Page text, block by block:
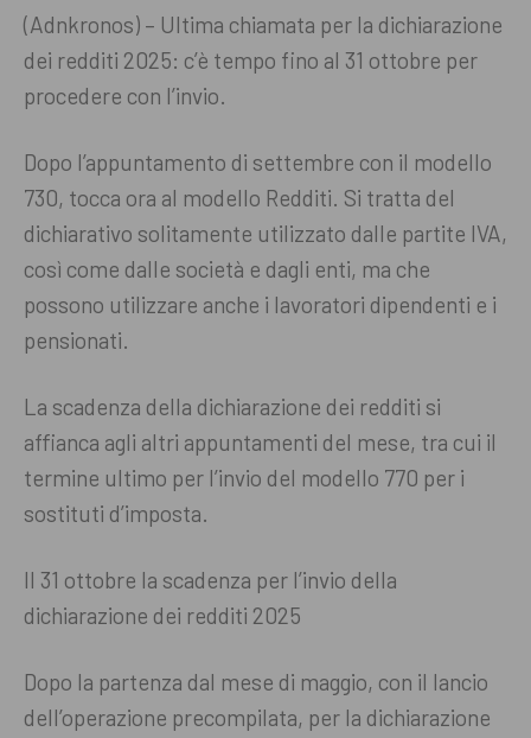
(Adnkronos) – Ultima chiamata per la dichiarazione
dei redditi 2025: c’è tempo fino al 31 ottobre per
procedere con l’invio.
Dopo l’appuntamento di settembre con il modello
730, tocca ora al modello Redditi. Si tratta del
dichiarativo solitamente utilizzato dalle partite IVA,
così come dalle società e dagli enti, ma che
possono utilizzare anche i lavoratori dipendenti e i
pensionati.
La scadenza della dichiarazione dei redditi si
affianca agli altri appuntamenti del mese, tra cui il
termine ultimo per l’invio del modello 770 per i
sostituti d’imposta.
Il 31 ottobre la scadenza per l’invio della
dichiarazione dei redditi 2025
Dopo la partenza dal mese di maggio, con il lancio
dell’operazione precompilata, per la dichiarazione